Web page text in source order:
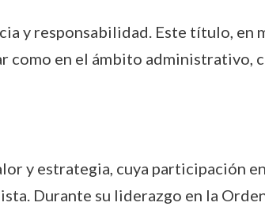
y responsabilidad. Este título, en
en el ámbito administrativo,
y estrategia, cuya participación
Durante su liderazgo en la